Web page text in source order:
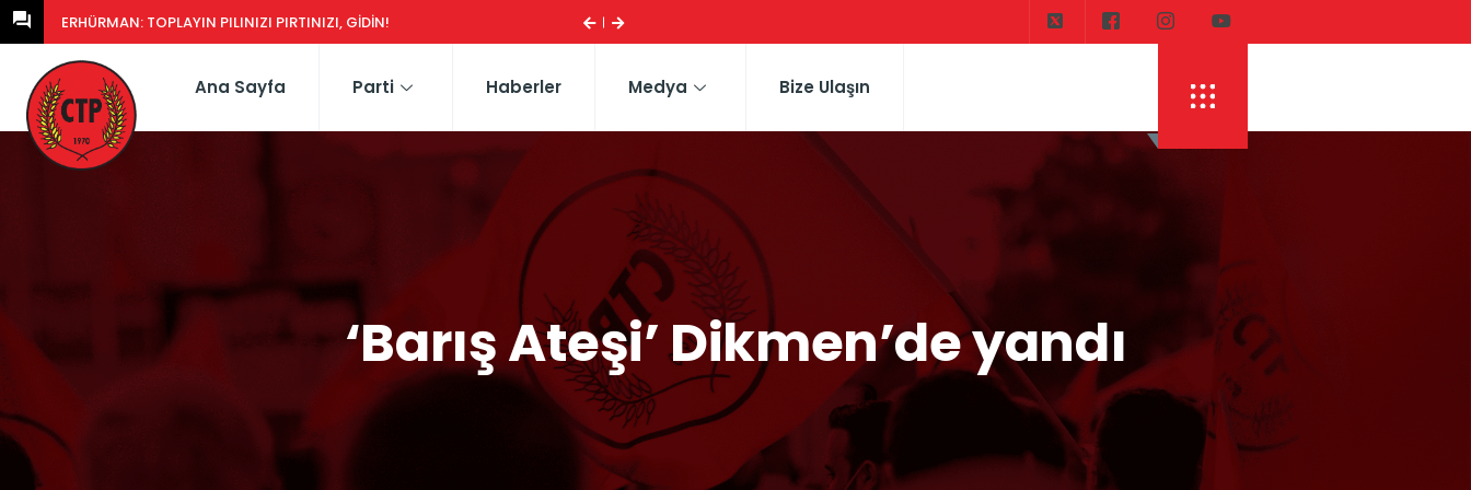
ERHÜRMAN: GÜNEY’DEKI YASA EŞDEĞERCIDEN MÜTEAHHIDE HERKESI ... CTP HEYETI, TRAFIK EĞITIM PARKI’NI YERINDE INCELEDI ERHÜRMAN: TOPLAYIN PILINIZI
Ana Sayfa Parti Haberler Medya Bize Ulaşın
‘Barış Ateşi’ Dikmen’de yandı